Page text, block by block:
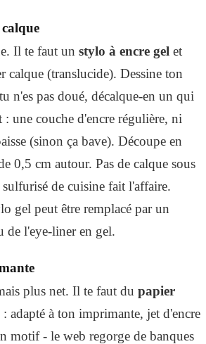
Il te faut un stylo à encre gel et
calque (translucide). Dessine ton
n'es pas doué, décalque-en un qui
une couche d'encre régulière, ni
(sinon ça bave). Découpe en
0,5 cm autour. Pas de calque sous
de cuisine fait l'affaire.
gel peut être remplacé par un
de l'eye-liner en gel.
plus net. Il te faut du papier
adapté à ton imprimante, jet d'encre
motif - le web regorge de banques